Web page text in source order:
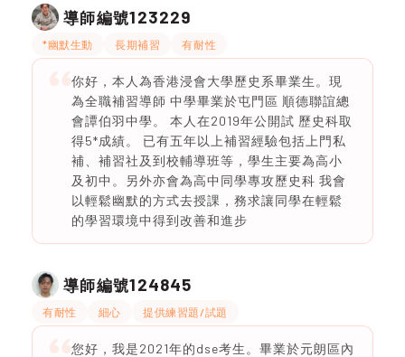
導師編號123229
*幽默生動 長期補習 有耐性
你好，本人為香港浸會大學歷史系畢業生。現
為全職補習導師 中學畢業於屯門區 順德聯誼總
會譚伯羽中學。 本人在2019年公開試 歷史科取
得5*成績。 已有五年以上補習經驗包括上門私
補、補習社及到校輔導班等，學生主要為高小
及初中。另外亦會為高中同學專攻歷史科 我會
以輕鬆幽默的方式去授課，務求讓同學在輕鬆
的學習環境中得到改善和進步
導師編號124845
有耐性 細心 提供練習題/試題
您好，我是2021年的dse考生。畢業於元朗區內